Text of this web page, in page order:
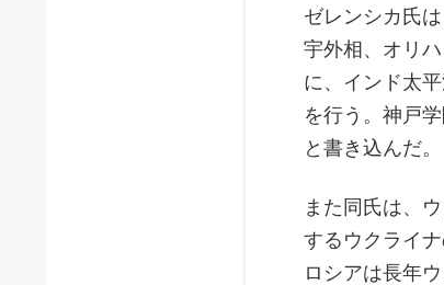
ゼレンシカ氏
宇外相、オリ
に、インド太
を行う。神戸
と書き込んだ。
また同氏は、
するウクライ
ロシアは長年